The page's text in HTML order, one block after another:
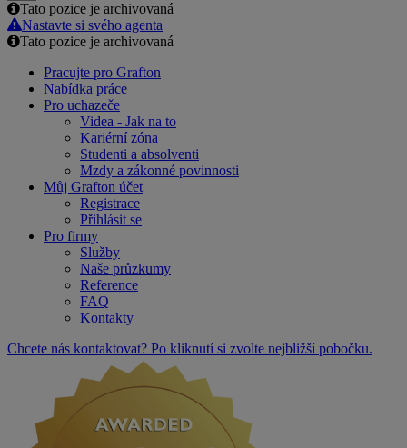
Email
Tato pozice je archivovaná
Nastavte si svého agenta
Tato pozice je archivovaná
Pracujte pro Grafton
Nabídka práce
Pro uchazeče
Videa - Jak na to
Kariérní zóna
Studenti a absolventi
Mzdy a zákonné povinnosti
Můj Grafton účet
Registrace
Přihlásit se
Pro firmy
Služby
Naše průzkumy
Reference
FAQ
Kontakty
Chcete nás kontaktovat? Po kliknutí si zvolte nejbližší pobočku.